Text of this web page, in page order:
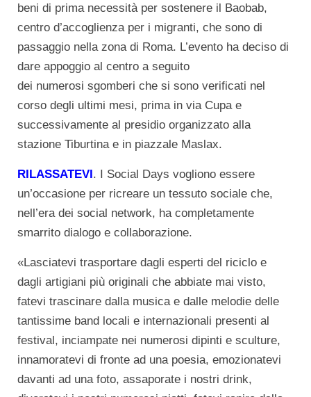
beni di prima necessità per sostenere il Baobab,
centro d’accoglienza per i migranti, che sono di
passaggio nella zona di Roma. L’evento ha deciso di
dare appoggio al centro a seguito
dei numerosi sgomberi che si sono verificati nel
corso degli ultimi mesi, prima in via Cupa e
successivamente al presidio organizzato alla
stazione Tiburtina e in piazzale Maslax.
RILASSATEVI. I Social Days vogliono essere
un’occasione per ricreare un tessuto sociale che,
nell’era dei social network, ha completamente
smarrito dialogo e collaborazione.
«Lasciatevi trasportare dagli esperti del riciclo e
dagli artigiani più originali che abbiate mai visto,
fatevi trascinare dalla musica e dalle melodie delle
tantissime band locali e internazionali presenti al
festival, inciampate nei numerosi dipinti e sculture,
innamoratevi di fronte ad una poesia, emozionatevi
davanti ad una foto, assaporate i nostri drink,